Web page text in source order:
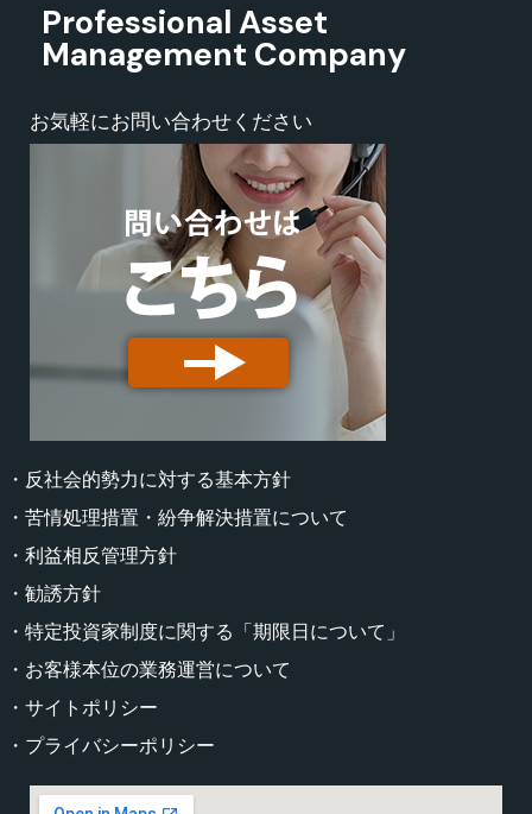
Professional Asset
Management Company
お気軽にお問い合わせください
・反社会的勢力に対する基本方針
・苦情処理措置・紛争解決措置について
・利益相反管理方針
・勧誘方針
・特定投資家制度に関する「期限日について」
・お客様本位の業務運営について
・サイトポリシー
・プライバシーポリシー